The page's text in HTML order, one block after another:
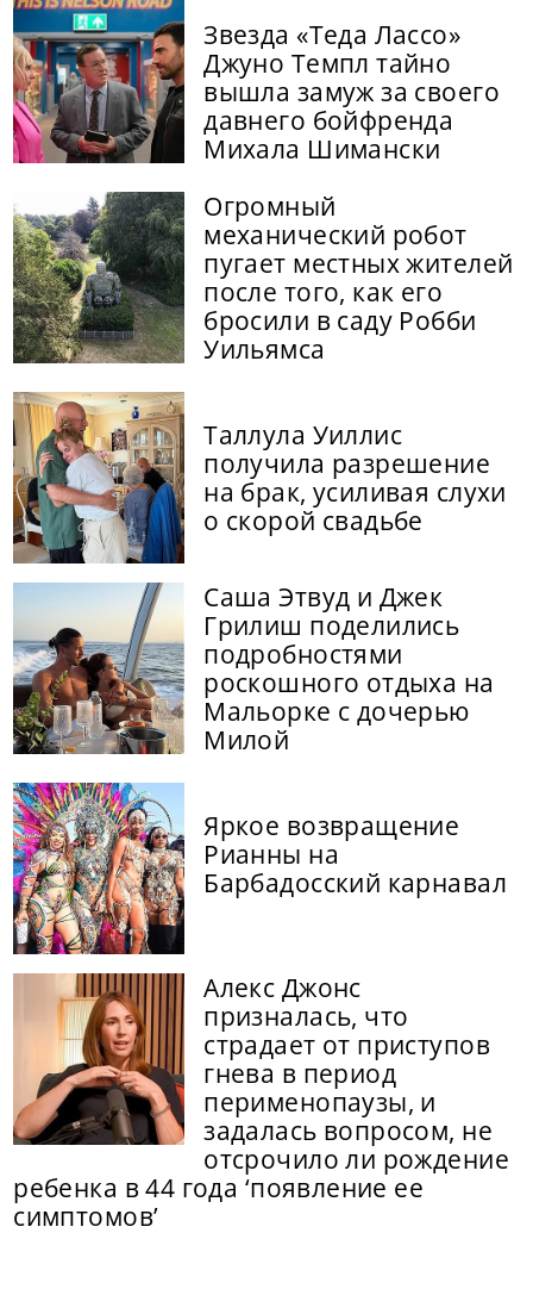
Звезда «Теда Лассо»
Джуно Темпл тайно
вышла замуж за своего
давнего бойфренда
Михала Шимански
Огромный
механический робот
пугает местных жителей
после того, как его
бросили в саду Робби
Уильямса
Таллула Уиллис
получила разрешение
на брак, усиливая слухи
о скорой свадьбе
Саша Этвуд и Джек
Грилиш поделились
подробностями
роскошного отдыха на
Мальорке с дочерью
Милой
Яркое возвращение
Рианны на
Барбадосский карнавал
Алекс Джонс
призналась, что
страдает от приступов
гнева в период
перименопаузы, и
задалась вопросом, не
отсрочило ли рождение
ребенка в 44 года ‘появление ее
симптомов’